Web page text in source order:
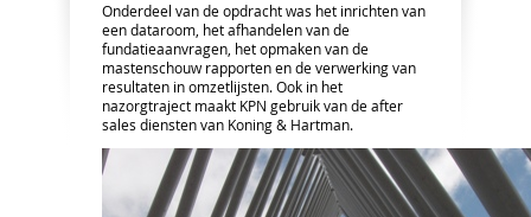
Onderdeel van de opdracht was het inrichten van
een dataroom, het afhandelen van de
fundatieaanvragen, het opmaken van de
mastenschouw rapporten en de verwerking van
resultaten in omzetlijsten. Ook in het
nazorgtraject maakt KPN gebruik van de after
sales diensten van Koning & Hartman.